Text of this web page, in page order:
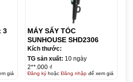
3
giá
MÁY SẤY TÓC
SUNHOUSE SHD2306
Kích thước:
TG sản xuất: 10 ngày
2**.000 ₫
Đăng kýhoặc Đăng nhậpđể xem giá